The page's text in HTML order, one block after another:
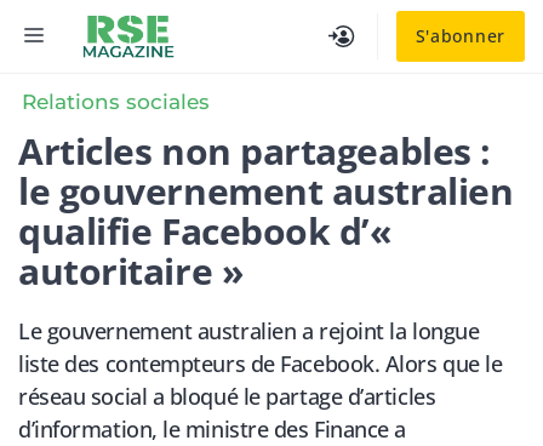
S'abonner
MENU
Relations sociales
​Articles non partageables :
le gouvernement australien
qualifie Facebook d’«
autoritaire »
Le gouvernement australien a rejoint la longue
liste des contempteurs de Facebook. Alors que le
réseau social a bloqué le partage d’articles
d’information, le ministre des Finance a